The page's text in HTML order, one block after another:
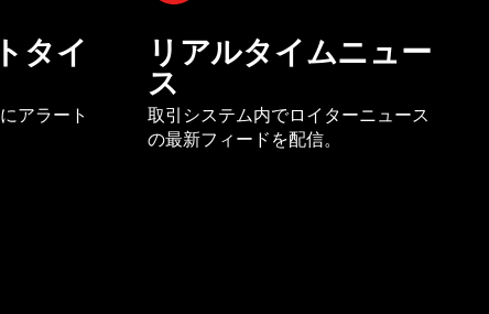
タイ
アラート
リアルタイムニュー
ス
取引システム内でロイターニュース
の最新フィードを配信。